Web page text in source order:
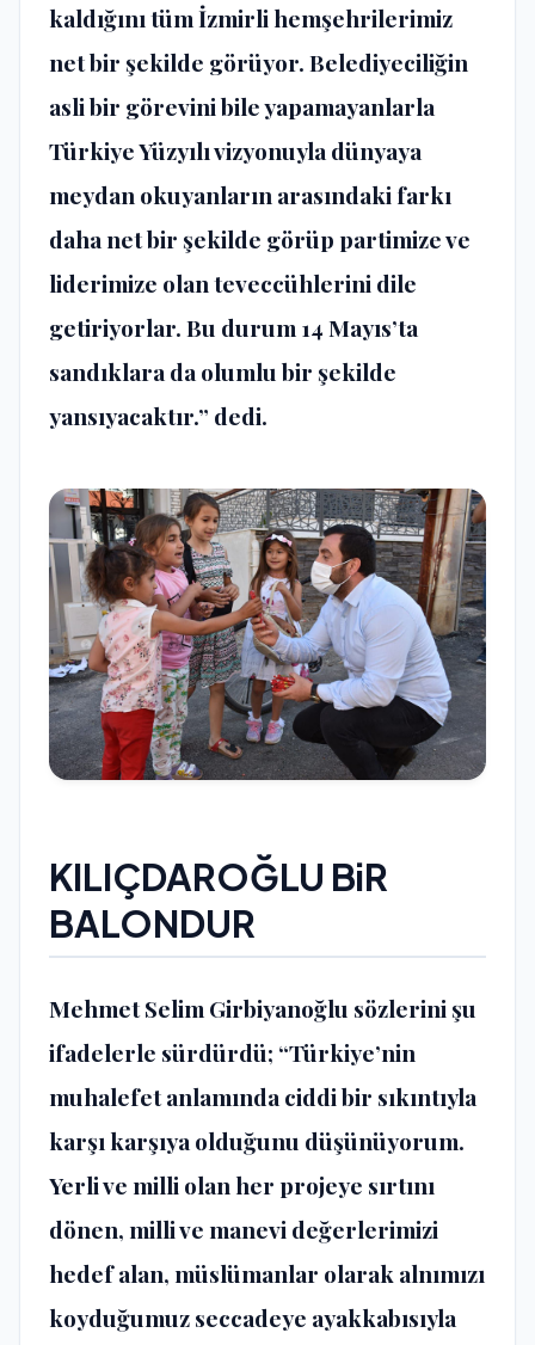
kaldığını tüm İzmirli hemşehrilerimiz
net bir şekilde görüyor. Belediyeciliğin
asli bir görevini bile yapamayanlarla
Türkiye Yüzyılı vizyonuyla dünyaya
meydan okuyanların arasındaki farkı
daha net bir şekilde görüp partimize ve
liderimize olan teveccühlerini dile
getiriyorlar. Bu durum 14 Mayıs’ta
sandıklara da olumlu bir şekilde
yansıyacaktır.” dedi.
KILIÇDAROĞLU BiR
BALONDUR
Mehmet Selim Girbiyanoğlu sözlerini şu
ifadelerle sürdürdü; “Türkiye’nin
muhalefet anlamında ciddi bir sıkıntıyla
karşı karşıya olduğunu düşünüyorum.
Yerli ve milli olan her projeye sırtını
dönen, milli ve manevi değerlerimizi
hedef alan, müslümanlar olarak alnımızı
koyduğumuz seccadeye ayakkabısıyla